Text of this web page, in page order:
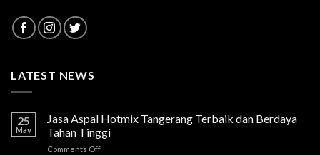
LATEST NEWS
25
May
Jasa Aspal Hotmix Tangerang Terbaik dan Berdaya
Tahan Tinggi
Comments Offon